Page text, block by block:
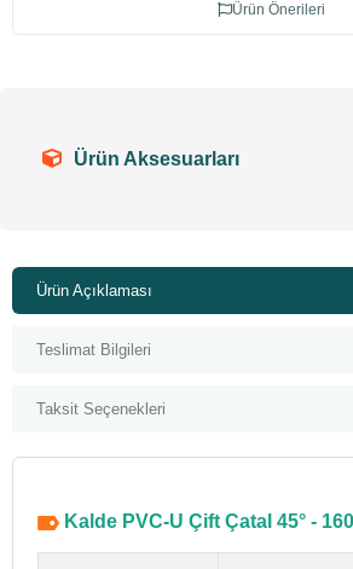
Ürün Önerileri
Ürün Aksesuarları
Ürün Açıklaması
Teslimat Bilgileri
Taksit Seçenekleri
Kalde PVC-U Çift Çatal 45° -